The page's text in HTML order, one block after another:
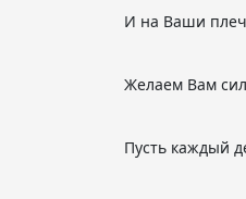
И на Ваши
Желаем Вам
Пусть каждый